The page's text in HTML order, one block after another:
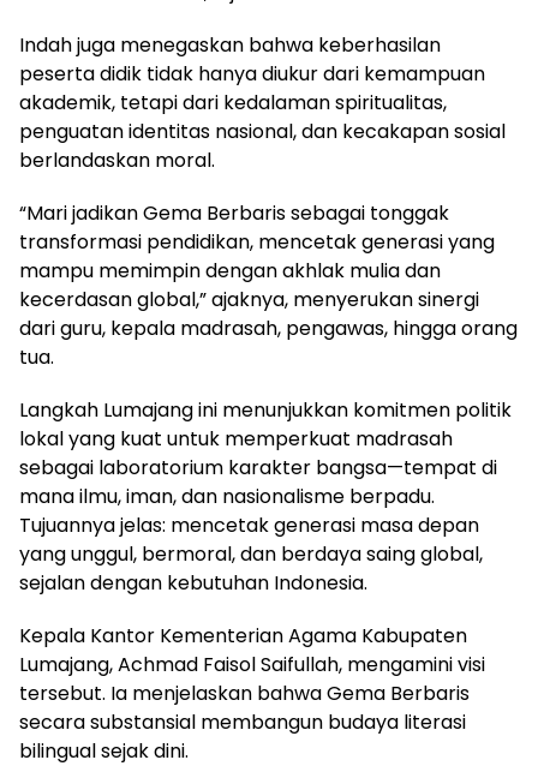
Indah juga menegaskan bahwa keberhasilan
peserta didik tidak hanya diukur dari kemampuan
akademik, tetapi dari kedalaman spiritualitas,
penguatan identitas nasional, dan kecakapan sosial
berlandaskan moral.
“Mari jadikan Gema Berbaris sebagai tonggak
transformasi pendidikan, mencetak generasi yang
mampu memimpin dengan akhlak mulia dan
kecerdasan global,” ajaknya, menyerukan sinergi
dari guru, kepala madrasah, pengawas, hingga orang
tua.
Langkah Lumajang ini menunjukkan komitmen politik
lokal yang kuat untuk memperkuat madrasah
sebagai laboratorium karakter bangsa—tempat di
mana ilmu, iman, dan nasionalisme berpadu.
Tujuannya jelas: mencetak generasi masa depan
yang unggul, bermoral, dan berdaya saing global,
sejalan dengan kebutuhan Indonesia.
Kepala Kantor Kementerian Agama Kabupaten
Lumajang, Achmad Faisol Saifullah, mengamini visi
tersebut. Ia menjelaskan bahwa Gema Berbaris
secara substansial membangun budaya literasi
bilingual sejak dini.